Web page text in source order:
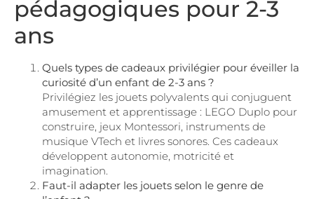
pédagogiques pour 2-3
ans
Quels types de cadeaux privilégier pour éveiller la
curiosité d’un enfant de 2-3 ans ?
Privilégiez les jouets polyvalents qui conjuguent
amusement et apprentissage : LEGO Duplo pour
construire, jeux Montessori, instruments de
musique VTech et livres sonores. Ces cadeaux
développent autonomie, motricité et
imagination.
Faut-il adapter les jouets selon le genre de